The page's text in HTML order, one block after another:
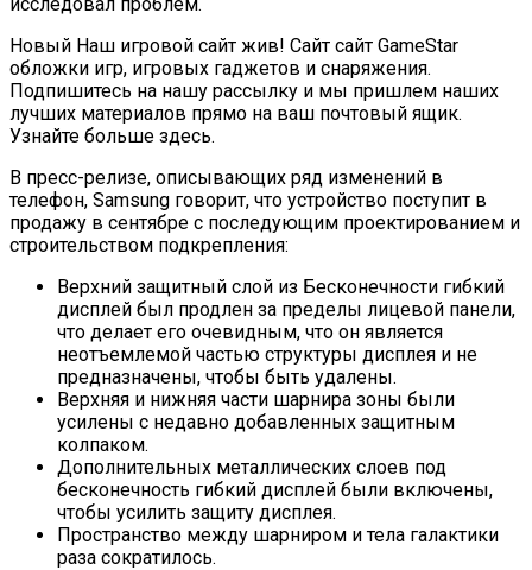
Новый Наш игровой сайт жив! Сайт сайт GameStar
обложки игр, игровых гаджетов и снаряжения.
Подпишитесь на нашу рассылку и мы пришлем наших
лучших материалов прямо на ваш почтовый ящик.
Узнайте больше здесь.
В пресс-релизе, описывающих ряд изменений в
телефон, Samsung говорит, что устройство поступит в
продажу в сентябре с последующим проектированием и
строительством подкрепления:
Верхний защитный слой из Бесконечности гибкий
дисплей был продлен за пределы лицевой панели,
что делает его очевидным, что он является
неотъемлемой частью структуры дисплея и не
предназначены, чтобы быть удалены.
Верхняя и нижняя части шарнира зоны были
усилены с недавно добавленных защитным
колпаком.
Дополнительных металлических слоев под
бесконечность гибкий дисплей были включены,
чтобы усилить защиту дисплея.
Пространство между шарниром и тела галактики
раза сократилось.